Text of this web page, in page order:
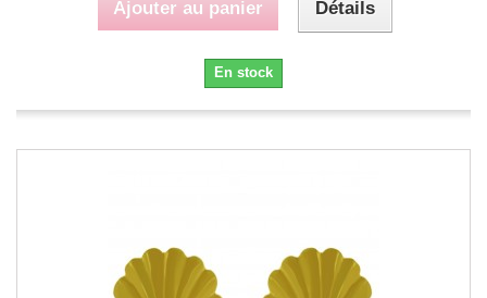
Ajouter au panier Détails
En stock